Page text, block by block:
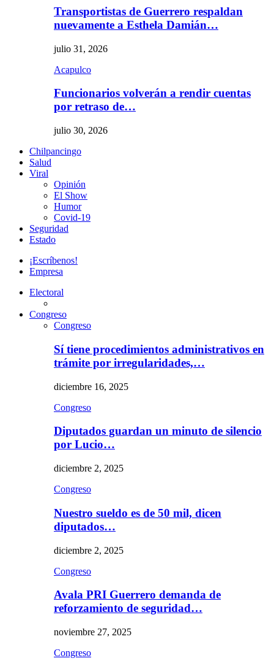
Transportistas de Guerrero respaldan
nuevamente a Esthela Damián…
julio 31, 2026
Acapulco
Funcionarios volverán a rendir cuentas
por retraso de…
julio 30, 2026
Chilpancingo
Salud
Viral
Opinión
El Show
Humor
Covid-19
Seguridad
Estado
¡Escríbenos!
Empresa
Electoral
Congreso
Congreso
Sí tiene procedimientos administrativos en
trámite por irregularidades,…
diciembre 16, 2025
Congreso
Diputados guardan un minuto de silencio
por Lucio…
diciembre 2, 2025
Congreso
Nuestro sueldo es de 50 mil, dicen
diputados…
diciembre 2, 2025
Congreso
Avala PRI Guerrero demanda de
reforzamiento de seguridad…
noviembre 27, 2025
Congreso